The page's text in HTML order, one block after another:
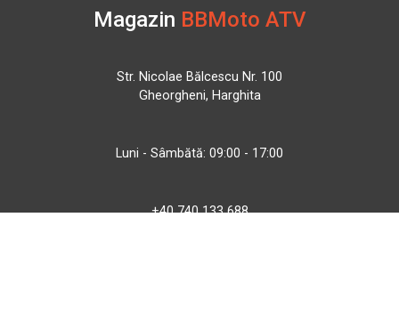
Magazin BBMoto ATV
Str. Nicolae Bălcescu Nr. 100
Gheorgheni, Harghita
Luni - Sâmbătă: 09:00 - 17:00
+40 740 133 688